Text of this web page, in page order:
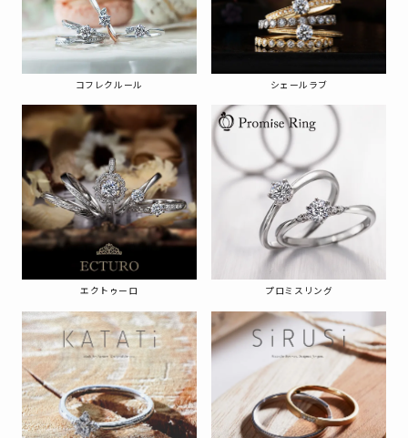
コフレクルール シェールラブ
エクトゥーロ プロミスリング